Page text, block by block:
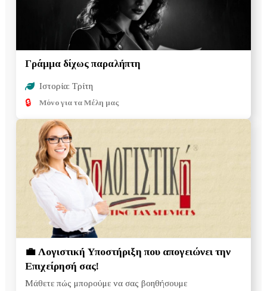
Γράμμα δίχως παραλήπτη
Ιστορία: Τρίτη
🔒 Μόνο για τα Μέλη μας
💼 Λογιστική Υποστήριξη που απογειώνει την
Επιχείρησή σας!
Μάθετε πώς μπορούμε να σας βοηθήσουμε